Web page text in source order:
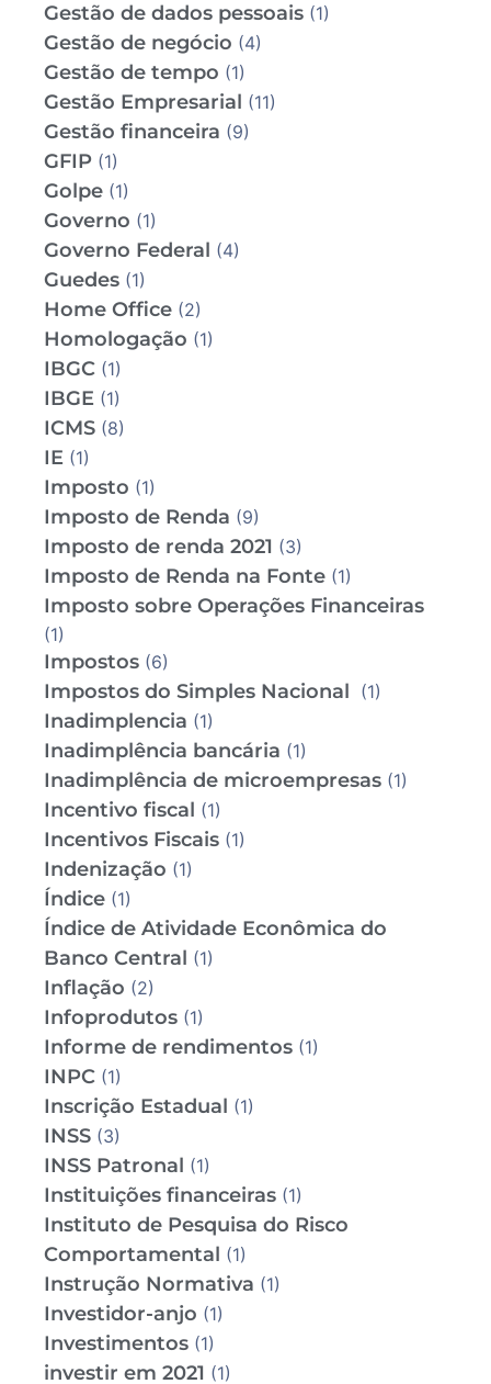
Gestão de dados pessoais (1)
Gestão de negócio (4)
Gestão de tempo (1)
Gestão Empresarial (11)
Gestão financeira (9)
GFIP (1)
Golpe (1)
Governo (1)
Governo Federal (4)
Guedes (1)
Home Office (2)
Homologação (1)
IBGC (1)
IBGE (1)
ICMS (8)
IE (1)
Imposto (1)
Imposto de Renda (9)
Imposto de renda 2021 (3)
Imposto de Renda na Fonte (1)
Imposto sobre Operações Financeiras
(1)
Impostos (6)
Impostos do Simples Nacional (1)
Inadimplencia (1)
Inadimplência bancária (1)
Inadimplência de microempresas (1)
Incentivo fiscal (1)
Incentivos Fiscais (1)
Indenização (1)
Índice (1)
Índice de Atividade Econômica do
Banco Central (1)
Inflação (2)
Infoprodutos (1)
Informe de rendimentos (1)
INPC (1)
Inscrição Estadual (1)
INSS (3)
INSS Patronal (1)
Instituições financeiras (1)
Instituto de Pesquisa do Risco
Comportamental (1)
Instrução Normativa (1)
Investidor-anjo (1)
Investimentos (1)
investir em 2021 (1)